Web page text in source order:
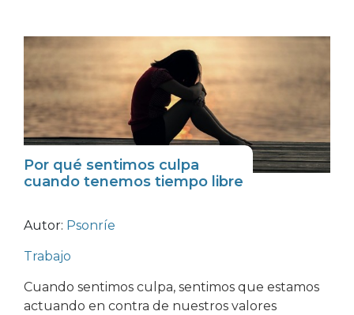
Por qué sentimos culpa
cuando tenemos tiempo libre
Autor: Psonríe
Trabajo
Cuando sentimos culpa, sentimos que estamos
actuando en contra de nuestros valores